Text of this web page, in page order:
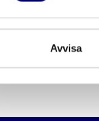
Avvisa